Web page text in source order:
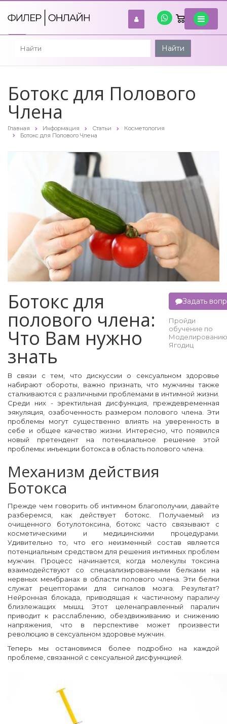
войти
Найти
Ботокс для Полового
Члена
Главная Информация Статьи
Косметология
Ботокс для Полового Члена
Задать
Пройди
обучение по
Моделированию
Ягодиц
Ботокс для
полового члена:
Что Вам нужно
знать
В связи с тем, что дискуссии о сексуальном здоровье
набирают обороты, важно признать, что мужчины также
сталкиваются с различными проблемами в интимной жизни.
Среди них - эректильная дисфункция, преждевременная
эякуляция, озабоченность размером полового члена. Эти
проблемы могут существенно влиять на уверенность в
себе и общее качество жизни. Интересно, что появился
новый претендент на потенциальное решение этой
проблемы: инъекции ботокса в область полового члена.
Механизм действия
Ботокса
Прежде чем говорить об интимном благополучии, давайте
разберемся, как действует ботокс. Получаемый из
очищенного ботулотоксина, ботокс часто связывают с
косметическими и медицинскими процедурами.
Удивительно то, что его неизменный состав является
потенциальным средством для решения интимных проблем
мужчин. Процесс начинается, когда молекулы токсина
взаимодействуют со специализированными белками на
нервных мембранах в области полового члена. Эти белки
служат рецепторами для сигналов мозга. Результат?
Нейронная блокада, приводящая к частичному параличу
близлежащих мышц. Этот целенаправленный паралич
приводит к расслаблению, обездвиживанию и снижению
напряжения, что в перспективе может произвести
революцию в сексуальном здоровье мужчин.
Теперь мы остановимся более подробно на каждой
проблеме, связанной с сексуальной дисфункцией.